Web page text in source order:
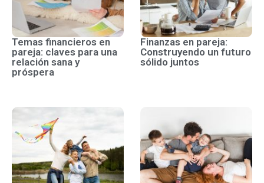
Temas financieros en
pareja: claves para una
relación sana y
próspera
Finanzas en pareja:
Construyendo un futuro
sólido juntos